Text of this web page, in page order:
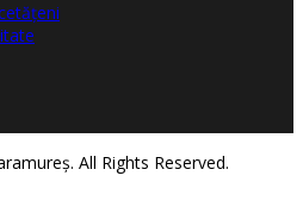
All Rights Reserved.